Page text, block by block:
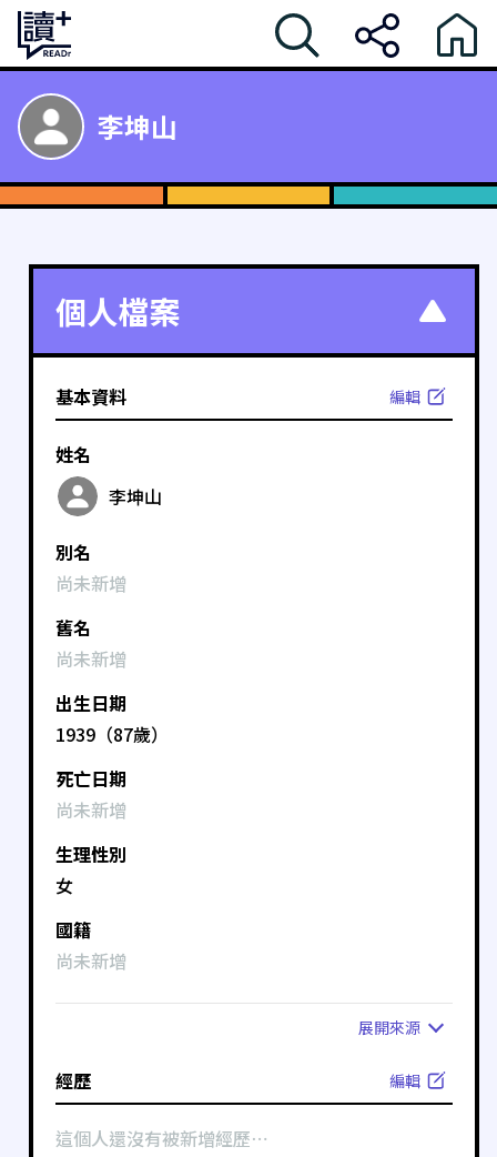
李坤山
個人檔案
基本資料 編輯
姓名
李坤山
別名
尚未新增
舊名
尚未新增
出生日期
1939（87歲）
死亡日期
尚未新增
生理性別
女
國籍
尚未新增
展開來源
經歷 編輯
這個人還沒有被新增經歷⋯